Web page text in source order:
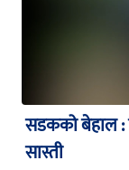
सडकको बेहाल :
सास्ती